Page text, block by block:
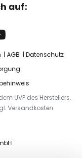
auf:
AGB
Datenschutz
UVP des Herstellers.
Versandkosten